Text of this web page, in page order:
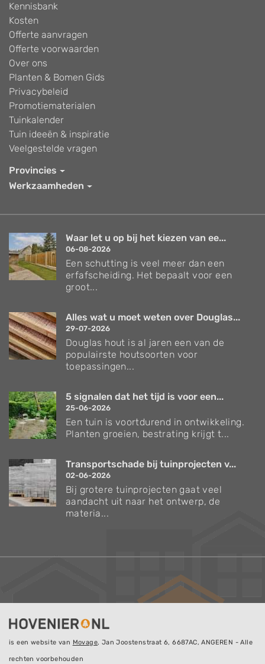
Kennisbank
Kosten
Offerte aanvragen
Offerte voorwaarden
Over ons
Planten & Bomen Gids
Privacybeleid
Promotiematerialen
Tuinkalender
Tuin ideeën & inspiratie
Veelgestelde vragen
Provincies
Werkzaamheden
Waar let u op bij het kiezen van ee...
06-08-2026
Een schutting is veel meer dan een
erfafscheiding. Het bepaalt voor een
groot...
Alles wat u moet weten over Douglas...
29-07-2026
Douglas hout is al jaren een van de
populairste houtsoorten voor
toepassingen...
5 signalen dat het tijd is voor een...
25-06-2026
Een tuin is voortdurend in ontwikkeling.
Planten groeien, bestrating krijgt t...
Transportschade bij tuinprojecten v...
02-06-2026
Bij grotere tuinprojecten gaat veel
aandacht uit naar het ontwerp, de
materia...
is een website van Movage, Jan Joostenstraat 6, 6687AC, ANGEREN - Alle
rechten voorbehouden